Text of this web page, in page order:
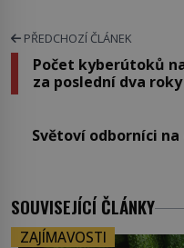
PŘEDCHOZÍ ČLÁNEK
Počet kyberútoků
za poslední dva roky
Světoví odborníci
SOUVISEJÍCÍ ČLÁNKY
ZAJÍMAVOSTI